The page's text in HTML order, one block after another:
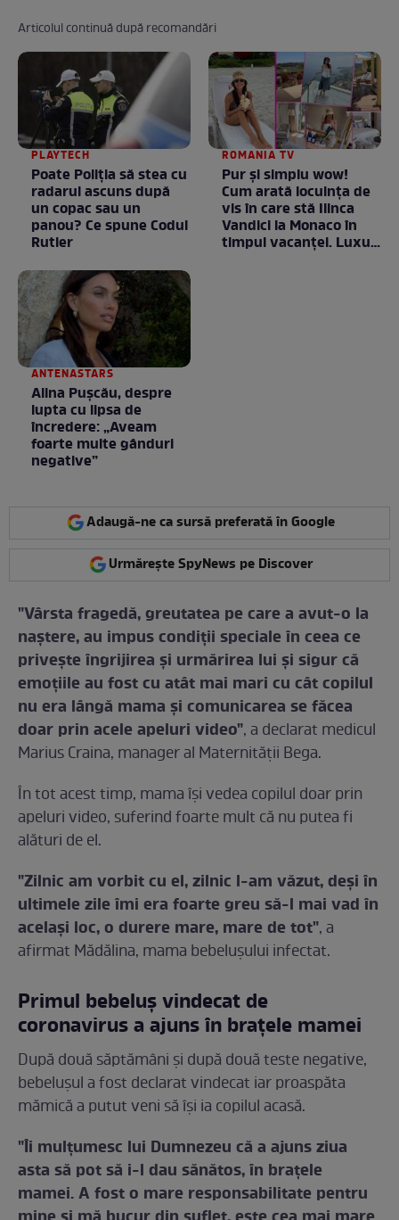
Articolul continuă după recomandări
PLAYTECH
Poate Poliția să stea cu
radarul ascuns după
un copac sau un
panou? Ce spune Codul
Rutier
ROMANIA TV
Pur și simplu wow!
Cum arată locuința de
vis în care stă Ilinca
Vandici la Monaco în
timpul vacanței. Luxul
ANTENASTARS
Alina Pușcău, despre
lupta cu lipsa de
încredere: „Aveam
foarte multe gânduri
negative”
Adaugă-ne ca sursă preferată în Google
Urmărește SpyNews pe Discover
"Vârsta fragedă, greutatea pe care a avut-o la
naștere, au impus condiții speciale în ceea ce
privește îngrijirea și urmărirea lui și sigur că
emoțiile au fost cu atât mai mari cu cât copilul
nu era lângă mama și comunicarea se făcea
doar prin acele apeluri video", a declarat medicul
Marius Craina, manager al Maternității Bega.
În tot acest timp, mama își vedea copilul doar prin
apeluri video, suferind foarte mult că nu putea fi
alături de el.
"Zilnic am vorbit cu el, zilnic l-am văzut, deși în
ultimele zile îmi era foarte greu să-l mai vad în
același loc, o durere mare, mare de tot", a
afirmat Mădălina, mama bebelușului infectat.
Primul bebeluș vindecat de
coronavirus a ajuns în brațele mamei
După două săptămâni și după două teste negative,
bebelușul a fost declarat vindecat iar proaspăta
mămică a putut veni să își ia copilul acasă.
"Îi mulțumesc lui Dumnezeu că a ajuns ziua
asta să pot să i-l dau sănătos, în brațele
mamei. A fost o mare responsabilitate pentru